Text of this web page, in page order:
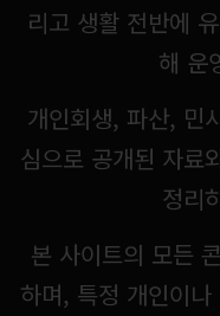
리고 생활 전반에
해 운
개인회생, 파산, 민
심으로 공개된 자료
정리
본 사이트의 모든
하며, 특정 개인이